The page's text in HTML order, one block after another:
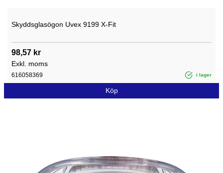
Skyddsglasögon Uvex 9199 X-Fit
98,57 kr
Exkl. moms
616058369 i lager
Köp